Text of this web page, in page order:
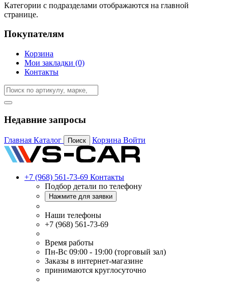
Категории с подразделами отображаются на главной
странице.
Покупателям
Корзина
Мои закладки (0)
Контакты
Недавние запросы
Главная Каталог Поиск Корзина Войти
+7 (968) 561-73-69 Контакты
Подбор детали по телефону
Нажмите для заявки
Наши телефоны
+7 (968) 561-73-69
Время работы
Пн-Вс 09:00 - 19:00 (торговый зал)
Заказы в интернет-магазине
принимаются круглосуточно